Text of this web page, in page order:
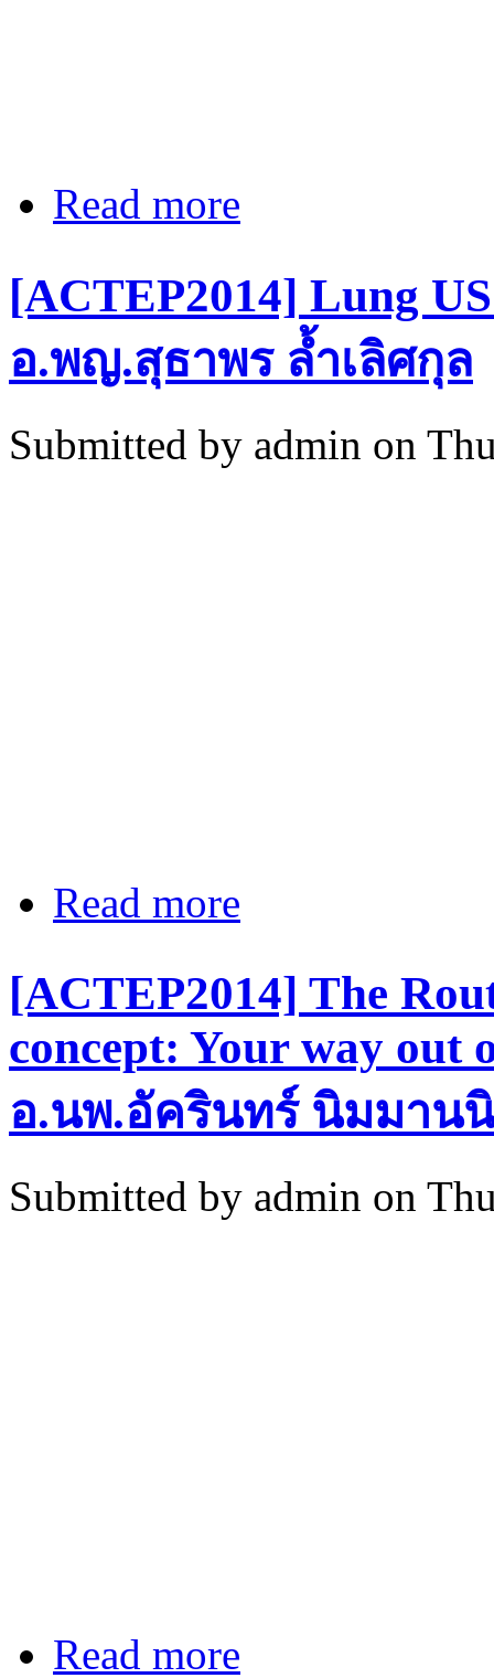
Read more
[ACTEP2014] Lung
อ.พญ.สุธาพร ล้ำเลิศกุล
Submitted by admin on
Read more
[ACTEP2014] The
concept: Your way out
อ.นพ.อัครินทร์ นิมมาน
Submitted by admin on
Read more